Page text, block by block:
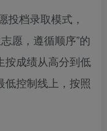
档录取模式，
愿，遵循顺序”的
按成绩从高分到低
控制线上，按照